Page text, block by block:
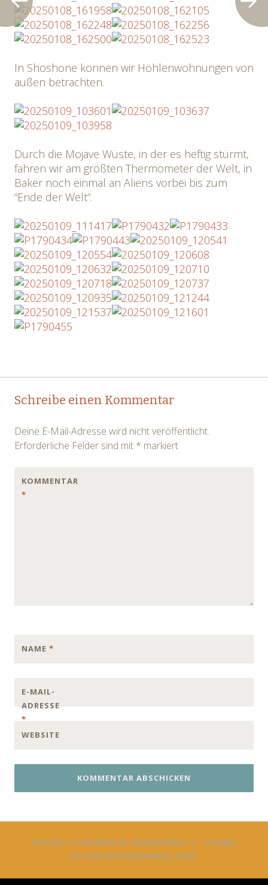
In Shoshone können wir Höhlenwohnungen von
außen betrachten.
Durch die Mojave Wüste, in der es heftig stürmt,
fahren wir am größten Thermometer der Welt, in
Baker noch einmal an Aliens vorbei bis zum
“Ende der Welt”.
Post
Schreibe einen Kommentar
Deine E-Mail-Adresse wird nicht veröffentlicht.
Erforderliche Felder sind mit * markiert
KOMMENTAR
*
NAME *
E-MAIL-
ADRESSE
*
WEBSITE
PROUDLY POWERED BY WORDPRESS |
THEME:
FICTIVE BY WORDPRESS.COM.